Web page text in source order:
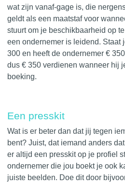
wat zijn vanaf-gage is, die
geldt als een maatstaf voor
stuurt om je beschikbaarheid op
een ondernemer is leidend. Staat
300 en heeft de ondernemer €
dus € 350 verdienen wanneer hij
boeking.
Een presskit
Wat is er beter dan dat jij tegen
bent? Juist, dat iemand anders
er altijd een presskit op je profiel
ondernemer die jou boekt je ook
juiste beelden. Doe dit door